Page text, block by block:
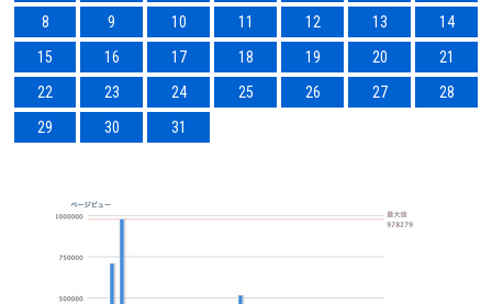
8 9 10 11 12 13
14
15
16 17 18 19 20
21
22
23 24 25 26 27
28
29
30 31